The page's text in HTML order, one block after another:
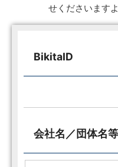
せくださいます
BikitaID
会社名／団体名等